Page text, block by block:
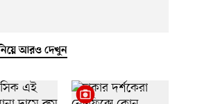
নিয়ে আরও দেখুন